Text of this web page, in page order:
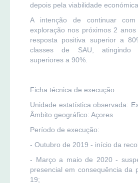
depois pela viabilidade económica.
A intenção de continuar
exploração nos próximos 2
resposta positiva superior a
classes de SAU, atingindo
superiores a 90%.
Ficha técnica de execução
Unidade estatística observada:
Âmbito geográfico: Açores
Período de execução:
- Outubro de 2019 - início da
- Março a maio de 2020 -
presencial em consequência da
19;